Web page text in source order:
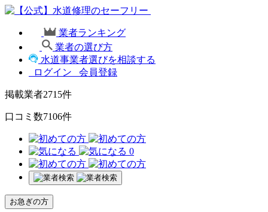
業者ランキング
業者の選び方
水道事業者選びを相談する
ログイン
会員登録
掲載業者2715件
口コミ数7106件
0
お急ぎの方